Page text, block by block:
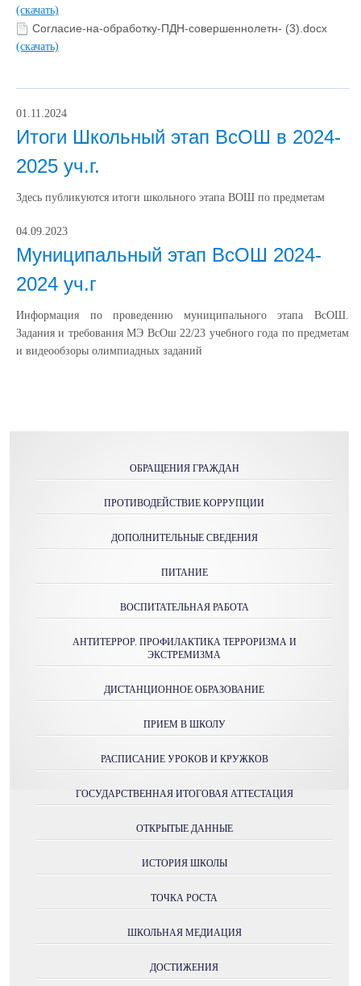
(скачать)
Согласие-на-обработку-ПДН-совершеннолетн- (3).docx
(скачать)
01.11.2024
Итоги Школьный этап ВсОШ в 2024-
2025 уч.г.
Здесь публикуются итоги школьного этапа ВОШ по предметам
04.09.2023
Муниципальный этап ВсОШ 2024-
2024 уч.г
Информация по проведению муниципального этапа ВсОШ.
Задания и требования МЭ ВсОш 22/23 учебного года по предметам
и видеообзоры олимпиадных заданий
ОБРАЩЕНИЯ ГРАЖДАН
ПРОТИВОДЕЙСТВИЕ КОРРУПЦИИ
ДОПОЛНИТЕЛЬНЫЕ СВЕДЕНИЯ
ПИТАНИЕ
ВОСПИТАТЕЛЬНАЯ РАБОТА
АНТИТЕРРОР. ПРОФИЛАКТИКА ТЕРРОРИЗМА И
ЭКСТРЕМИЗМА
ДИСТАНЦИОННОЕ ОБРАЗОВАНИЕ
ПРИЕМ В ШКОЛУ
РАСПИСАНИЕ УРОКОВ И КРУЖКОВ
ГОСУДАРСТВЕННАЯ ИТОГОВАЯ АТТЕСТАЦИЯ
ОТКРЫТЫЕ ДАННЫЕ
ИСТОРИЯ ШКОЛЫ
ТОЧКА РОСТА
ШКОЛЬНАЯ МЕДИАЦИЯ
ДОСТИЖЕНИЯ